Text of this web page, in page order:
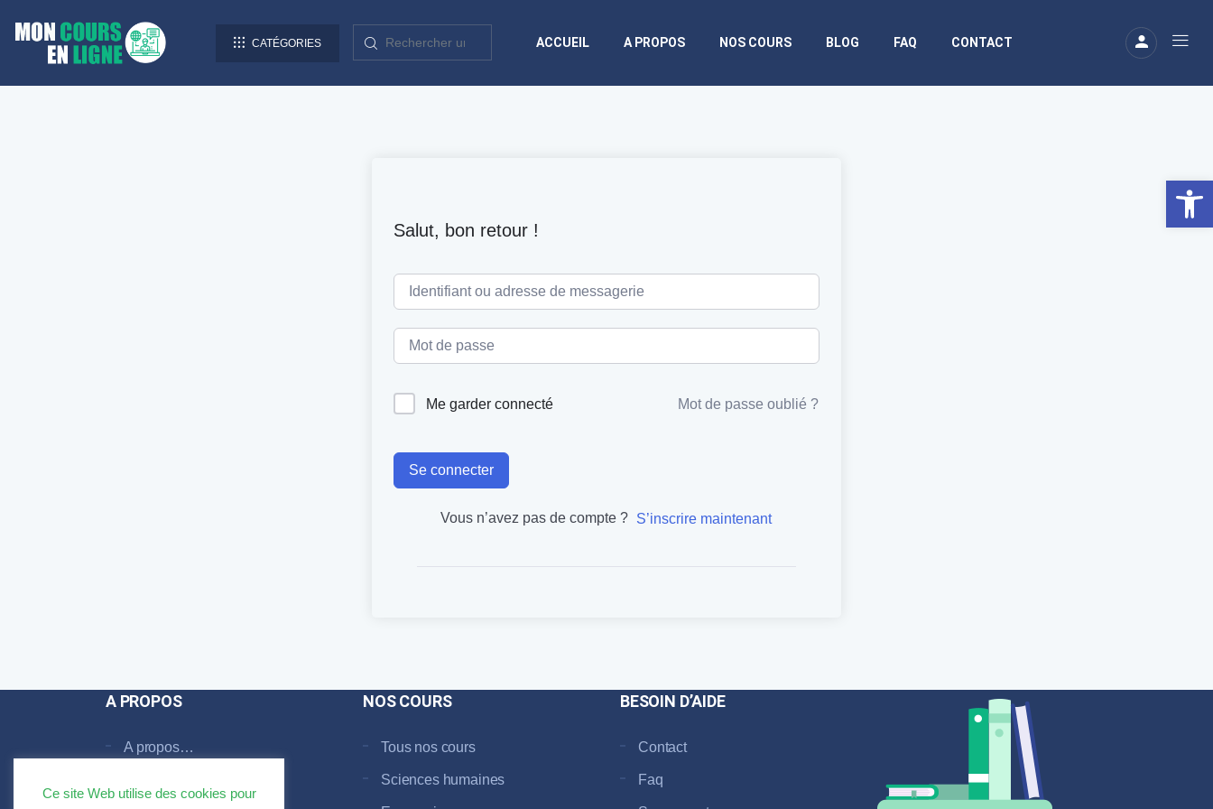
CATÉGORIES ACCUEIL A PROPOS NOS COURS BLOG FAQ CONTACT
Salut, bon retour !
Me garder connecté Mot de passe oublié ?
Se connecter
Vous n’avez pas de compte ? S’inscrire maintenant
A PROPOS
A propos…
NOS COURS
Tous nos cours
Sciences humaines
BESOIN D’AIDE
Contact
Faq
Ce site Web utilise des cookies pour